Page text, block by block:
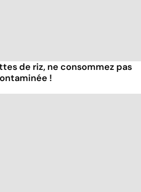
de riz, ne consommez pas
!